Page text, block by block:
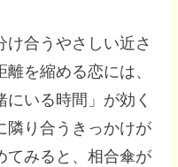
け合うやさしい近さ
を縮める恋には、
いる時間」が効く
隣り合うきっかけが
てみると、相合傘が